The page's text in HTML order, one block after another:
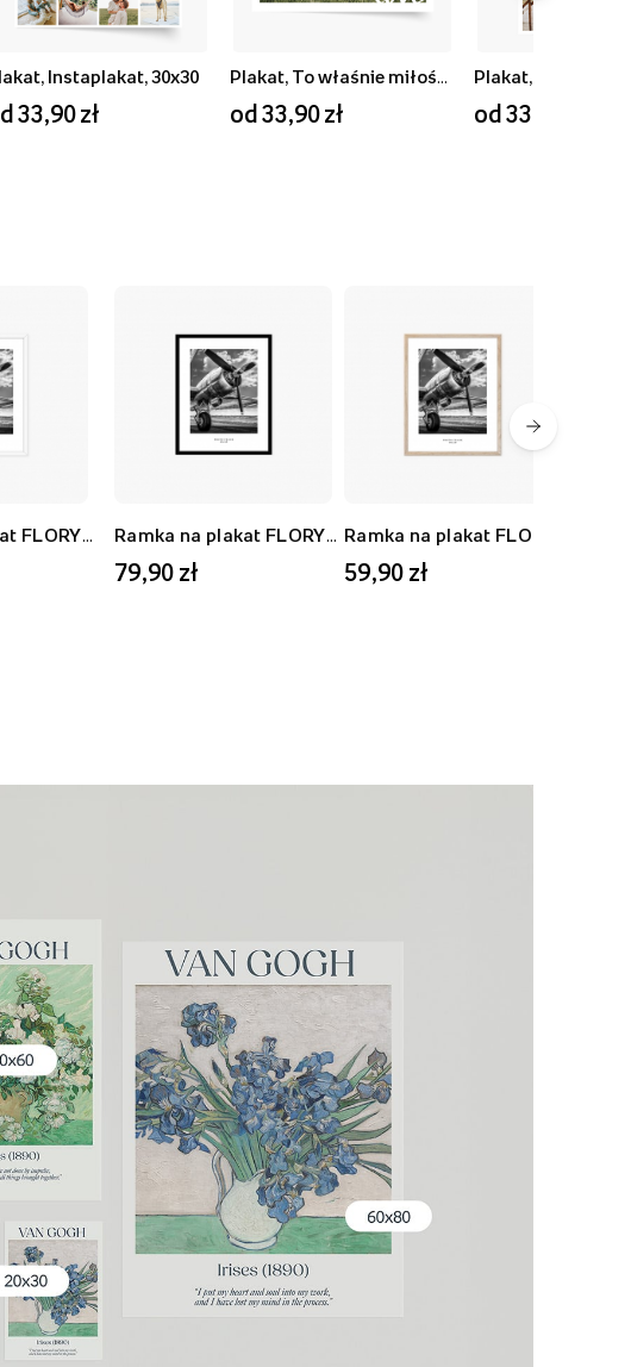
Instaplakat, 30x30
33,90 zł od 33,90 zł od 33,90 zł
79,90 zł 59,90 zł